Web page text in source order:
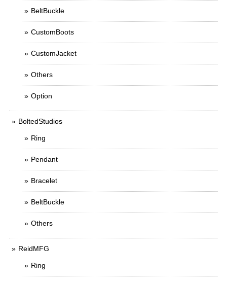
BeltBuckle
CustomBoots
CustomJacket
Others
Option
BoltedStudios
Ring
Pendant
Bracelet
BeltBuckle
Others
ReidMFG
Ring